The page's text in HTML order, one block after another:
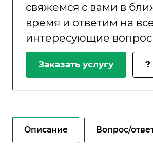
свяжемся с вами в
время и ответим на
интересующие
Заказать услугу ?
Описание Вопрос/